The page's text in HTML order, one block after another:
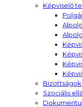
Képviselő
Bizottságok
Szociális